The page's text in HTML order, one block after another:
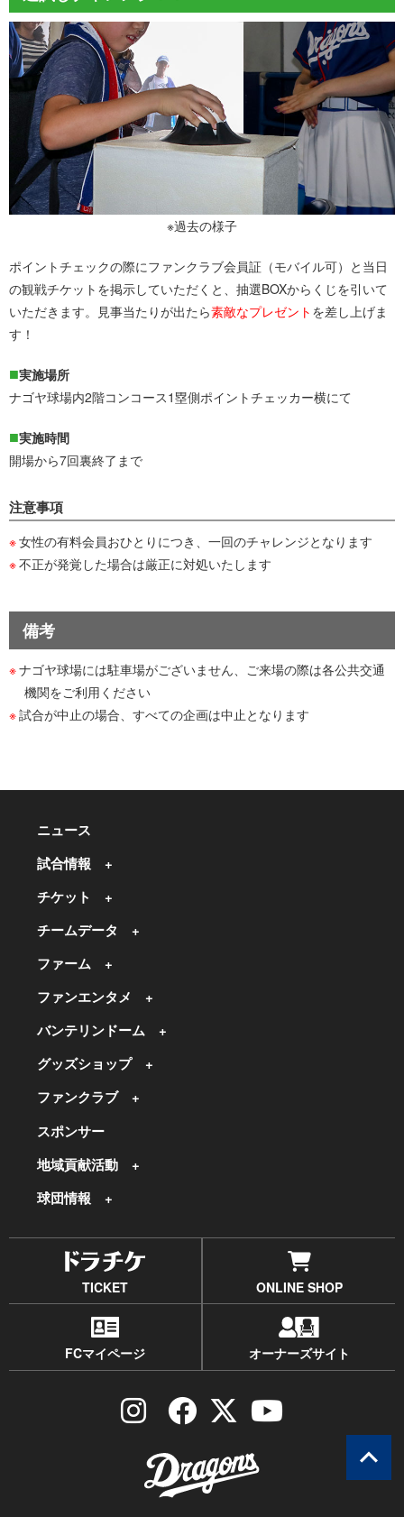
※過去の様子
ポイントチェックの際にファンクラブ会員証（モバイル可）と当日
の観戦チケットを掲示していただくと、抽選BOXからくじを引いて
いただきます。見事当たりが出たら素敵なプレゼント を差し上げま
す！
実施場所
ナゴヤ球場内2階コンコース1塁側ポイントチェッカー横にて
実施時間
開場から7回裏終了まで
注意事項
女性の有料会員おひとりにつき、一回のチャレンジとなります
不正が発覚した場合は厳正に対処いたします
備考
ナゴヤ球場には駐車場がございません、ご来場の際は各公共交通
機関をご利用ください
試合が中止の場合、すべての企画は中止となります
ニュース
試合情報
チケット
チームデータ
ファーム
ファンエンタメ
バンテリンドーム
グッズショップ
ファンクラブ
スポンサー
地域貢献活動
球団情報
TICKET ONLINE SHOP
FCマイページ オーナーズサイト